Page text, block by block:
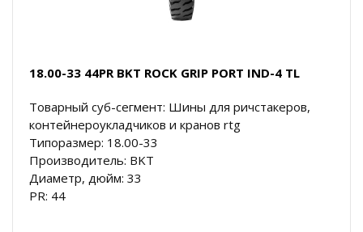
18.00-33 44PR BKT ROCK GRIP PORT IND-4 TL
Товарный суб-сегмент: Шины для ричстакеров,
контейнероукладчиков и кранов rtg
Типоразмер: 18.00-33
Производитель: BKT
Диаметр, дюйм: 33
PR: 44